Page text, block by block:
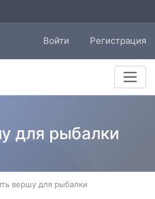
Войти Регистрация
для рыбалки
вершу для рыбалки